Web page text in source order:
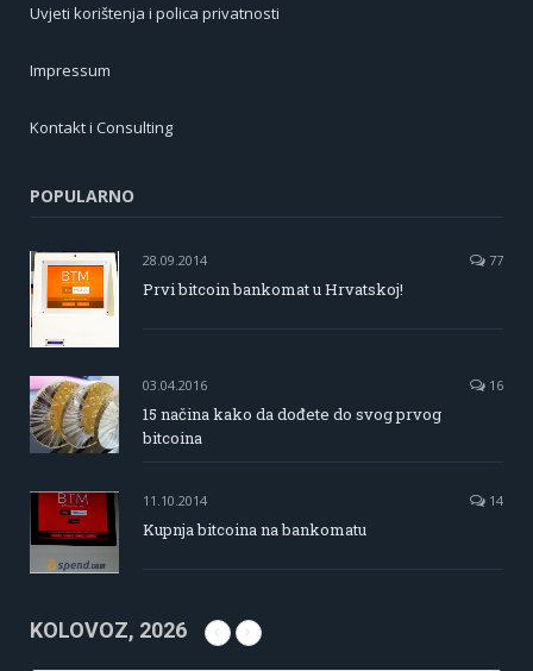
Uvjeti korištenja i polica privatnosti
Impressum
Kontakt i Consulting
POPULARNO
28.09.2014 77
Prvi bitcoin bankomat u Hrvatskoj!
03.04.2016 16
15 načina kako da dođete do svog prvog
bitcoina
11.10.2014 14
Kupnja bitcoina na bankomatu
KOLOVOZ, 2026